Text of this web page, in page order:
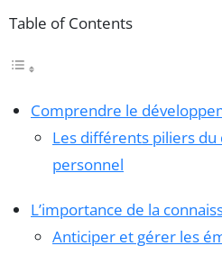
Table of Contents
Comprendre le
Les différents piliers
personnel
L’importance de la
Anticiper et gérer les